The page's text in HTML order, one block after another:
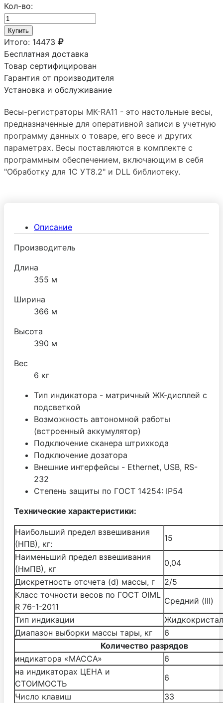
Кол-во:
Купить
Итого: 14473
Бесплатная доставка
Товар сертифицирован
Гарантия от производителя
Установка и обслуживание
Весы-регистраторы МК-RA11 - это настольные весы,
предназначенные для оперативной записи в учетную
программу данных о товаре, его весе и других
параметрах. Весы поставляются в комплекте с
программным обеспечением, включающим в себя
"Обработку для 1С УТ8.2" и DLL библиотеку.
соответствуют типовым операциям по учету
движения товаров: Приём товаров Отпуск товаров
Инвентаризация товаров Списание товаров
Описание
Производитель
Длина
355 м
Ширина
366 м
Высота
390 м
Вес
6 кг
Тип индикатора - матричный ЖК-дисплей с
подсветкой
Возможность автономной работы
(встроенный аккумулятор)
Подключение сканера штрихкода
Подключение дозатора
Внешние интерфейсы - Ethernet, USB, RS-
232
Степень защиты по ГОСТ 14254: IP54
Технические характеристики:
Наибольший предел взвешивания
(НПВ), кг:
15
Наименьший предел взвешивания
(НмПВ), кг
0,04
Дискретность отсчета (d) массы, г
2/5
Класс точности весов по ГОСТ OIML
R 76-1-2011
Средний (III)
Тип индикации
Диапазон выборки массы тары, кг
6
Количество разрядов
индикатора «МАССА»
6
на индикаторах ЦЕНА и
СТОИМОСТЬ
6
Число клавиш
33